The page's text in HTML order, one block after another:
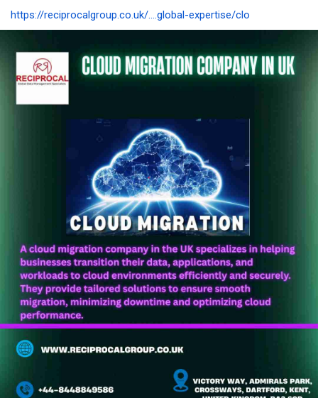
https://reciprocalgroup.co.uk/....global-expertise/clo